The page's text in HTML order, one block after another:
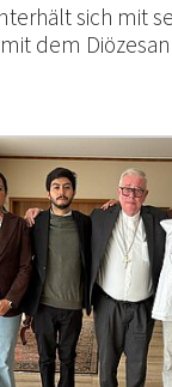
sich mit
dem